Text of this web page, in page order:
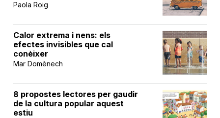
Paola Roig
Calor extrema i nens: els
efectes invisibles que cal
conèixer
Mar Domènech
8 propostes lectores per gaudir
de la cultura popular aquest
estiu